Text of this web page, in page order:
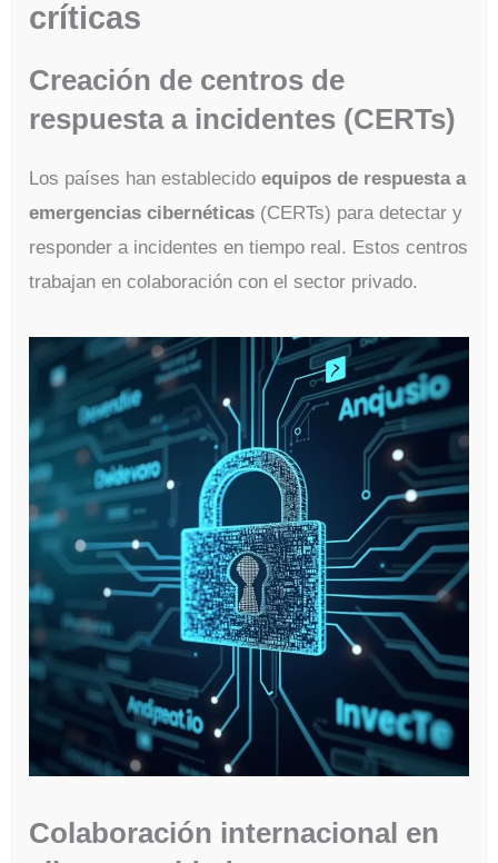
críticas
Creación de centros de
respuesta a incidentes (CERTs)
Los países han establecidoequipos de respuesta a
emergencias cibernéticas (CERTs) para detectar y
responder a incidentes en tiempo real. Estos centros
trabajan en colaboración con el sector privado.
Colaboración internacional en